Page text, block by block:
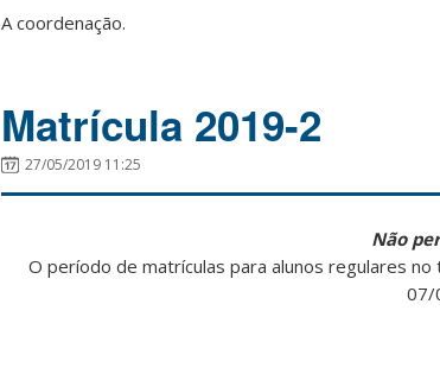
A coordenação.
Matrícula 2019-2
27/05/2019 11:25
Não
O período de matrículas para alunos regulares
07/